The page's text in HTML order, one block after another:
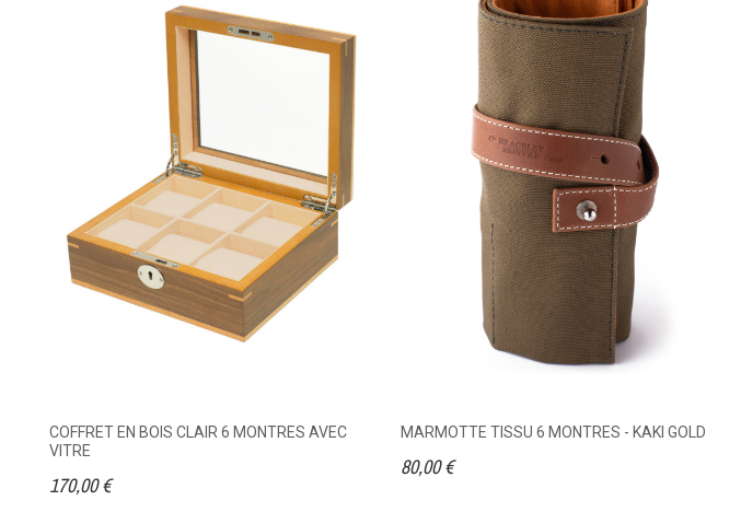
COFFRET EN BOIS CLAIR 6 MONTRES AVEC
VITRE
170,00 €
MARMOTTE TISSU 6 MONTRES - KAKI GOLD
80,00 €